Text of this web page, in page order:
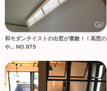
和モダンテイストの出窓が素敵！！高窓の
や... NO.975